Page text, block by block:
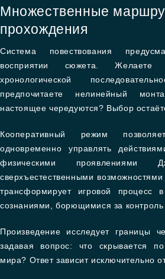
Множественные
прохождения
Система повествования
восприятии сюжета.
хронологической
предпочитаете нелинейный
настоящее чередуются? Выбор
Кооперативный режим
одновременно управлять
физическими
сверхъестественными
трансформирует игровой процесс
сознаниями, борющимися за
Произведение исследует границы
задавая вопрос: что скрывается
мира? Ответ зависит исключительно